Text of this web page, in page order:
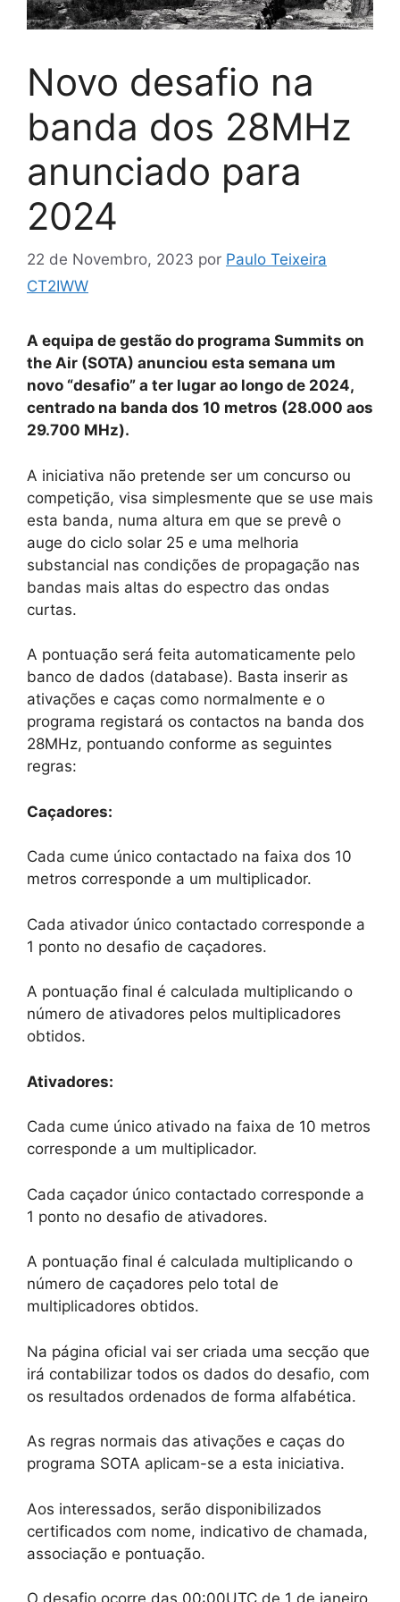
Novo desafio na
banda dos 28MHz
anunciado para
2024
22 de Novembro, 2023 por Paulo Teixeira
CT2IWW
A equipa de gestão do programa Summits on
the Air (SOTA) anunciou esta semana um
novo “desafio” a ter lugar ao longo de 2024,
centrado na banda dos 10 metros (28.000 aos
29.700 MHz).
A iniciativa não pretende ser um concurso ou
competição, visa simplesmente que se use mais
esta banda, numa altura em que se prevê o
auge do ciclo solar 25 e uma melhoria
substancial nas condições de propagação nas
bandas mais altas do espectro das ondas
curtas.
A pontuação será feita automaticamente pelo
banco de dados (database). Basta inserir as
ativações e caças como normalmente e o
programa registará os contactos na banda dos
28MHz, pontuando conforme as seguintes
regras:
Caçadores:
Cada cume único contactado na faixa dos 10
metros corresponde a um multiplicador.
Cada ativador único contactado corresponde a
1 ponto no desafio de caçadores.
A pontuação final é calculada multiplicando o
número de ativadores pelos multiplicadores
obtidos.
Ativadores:
Cada cume único ativado na faixa de 10 metros
corresponde a um multiplicador.
Cada caçador único contactado corresponde a
1 ponto no desafio de ativadores.
A pontuação final é calculada multiplicando o
número de caçadores pelo total de
multiplicadores obtidos.
Na página oficial vai ser criada uma secção que
irá contabilizar todos os dados do desafio, com
os resultados ordenados de forma alfabética.
As regras normais das ativações e caças do
programa SOTA aplicam-se a esta iniciativa.
Aos interessados, serão disponibilizados
certificados com nome, indicativo de chamada,
associação e pontuação.